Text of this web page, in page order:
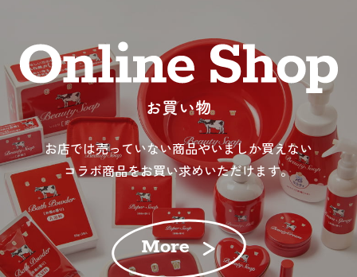
お買い物
お店では売っていない商品やいましか買えない
コラボ商品をお買い求めいただけます。
More